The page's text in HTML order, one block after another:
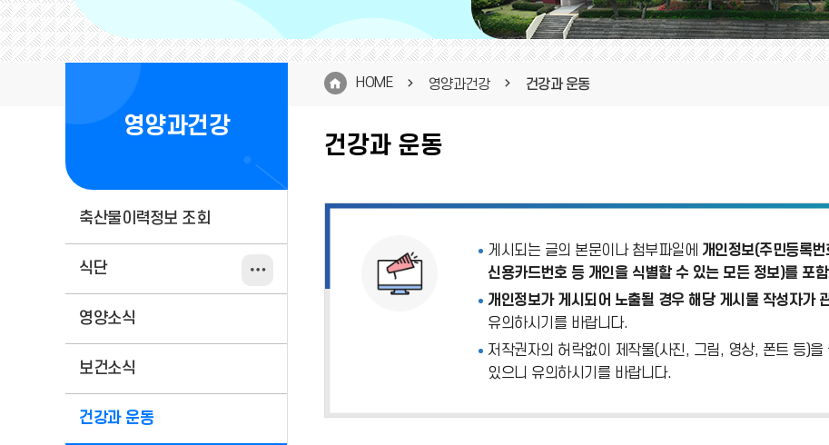
영양과건강
축산물이력정보 조회
식단
영양소식
보건소식
건강과 운동
HOME 영양과건강 건강과 운동
건강과 운동
게시되는 글의 본문이나 첨부파일에 개인정보(주민등록
신용카드번호 등 개인을 식별할 수 있는 모든 정보)를 포
개인정보가 게시되어 노출될 경우 해당 게시물 작성자가
유의하시기를 바랍니다.
저작권자의 허락없이 제작물(사진, 그림, 영상, 폰트 등)
있으니 유의하시기를 바랍니다.